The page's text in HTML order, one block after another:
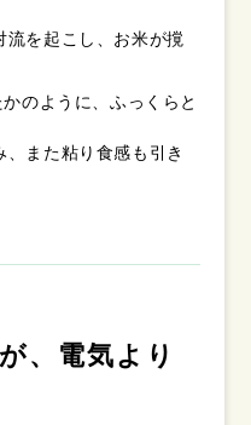
流を起こし、お米が撹
のように、ふっくらと
また粘り食感も引き
、電気より